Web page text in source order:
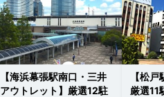
【海浜幕張駅南口・三井
アウトレット】厳選12駐
【松
厳選11